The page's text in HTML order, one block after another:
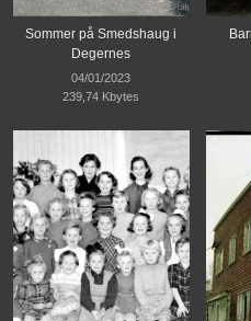
Sommer på Smedshaug i
Degernes
04/01/2023
239,74 Kbytes